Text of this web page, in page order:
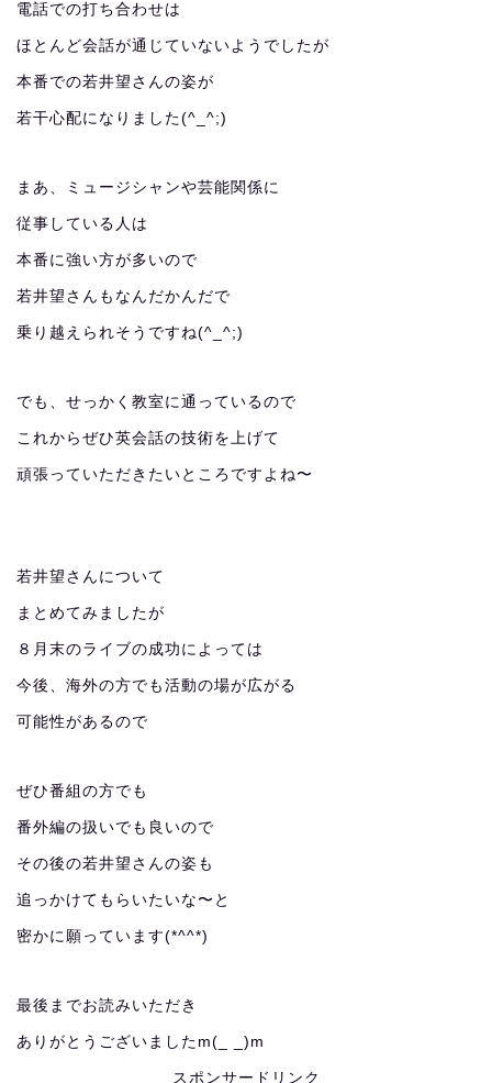
電話での打ち合わせは
ほとんど会話が通じていないようでしたが
本番での若井望さんの姿が
若干心配になりました(^_^;)
まあ、ミュージシャンや芸能関係に
従事している人は
本番に強い方が多いので
若井望さんもなんだかんだで
乗り越えられそうですね(^_^;)
でも、せっかく教室に通っているので
これからぜひ英会話の技術を上げて
頑張っていただきたいところですよね〜
若井望さんについて
まとめてみましたが
８月末のライブの成功によっては
今後、海外の方でも活動の場が広がる
可能性があるので
ぜひ番組の方でも
番外編の扱いでも良いので
その後の若井望さんの姿も
追っかけてもらいたいな〜と
密かに願っています(*^^*)
最後までお読みいただき
ありがとうございましたm(_ _)m
スポンサードリンク